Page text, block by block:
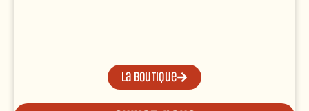
La boutique